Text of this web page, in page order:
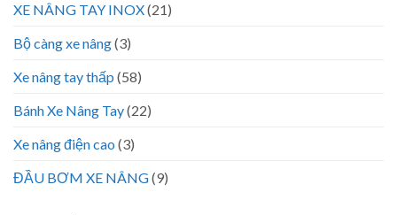
XE NÂNG TAY INOX(21)
Bộ càng xe nâng(3)
Xe nâng tay thấp (58)
Bánh Xe Nâng Tay(22)
Xe nâng điện cao (3)
ĐẦU BƠM XE NÂNG(9)